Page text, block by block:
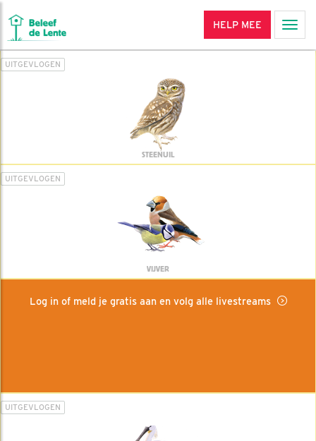
HELP MEE
UITGEVLOGEN
STEENUIL
UITGEVLOGEN
VIJVER
Log in of meld je gratis aan en volg alle livestreams
UITGEVLOGEN